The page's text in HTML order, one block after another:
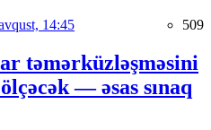
14:45 509
təmərküzləşməsini
— əsas sınaq